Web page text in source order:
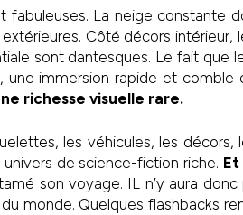
fabuleuses. La neige constante
Côté décors intérieur,
sont dantesques. Le fait que
une immersion rapide et
richesse visuelle rare.
les véhicules, les
de science-fiction riche. Et
son voyage. IL n’y aura
monde. Quelques flashbacks